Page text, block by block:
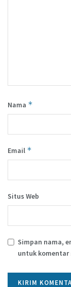
Nama *
Email *
Situs Web
Simpan nama,
untuk komentar